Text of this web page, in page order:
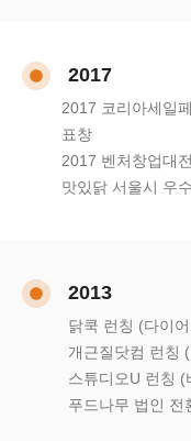
2017
2017 코리아세일
표창
2017 벤처창업대
맛있닭 서울시 우
2013
닭쿡 런칭 (다이
개근질닷컴 런칭
스튜디오U 런칭
푸드나무 법인 전